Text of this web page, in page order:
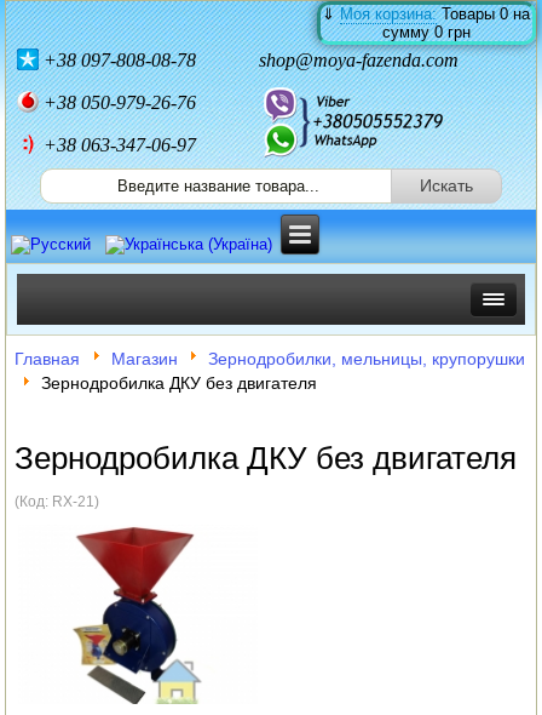
⇓Моя корзина:Товары0на
сумму0 грн
+38097-808-08-78 shop@moya-fazenda.com
+38050-979-26-76
+38 063-347-06-97
ИНКУБАТОРЫ
ЗЕРНОДРОБИЛКИ
КОРМОРЕЗКИ
СОЛОМОРЕЗКИ
АВТОКЛАВЫ
ДЛЯ ОГОРОДА
НАВЕСНОЕ ДЛЯ МОТОБЛОКОВ
СЕПАРАТОРЫ И МАСЛОБОЙКИ
Главная Магазин
Зернодробилки, мельницы, крупорушки
Зернодробилка ДКУ без двигателя
Зернодробилка ДКУ без двигателя
(Код: RX-21)